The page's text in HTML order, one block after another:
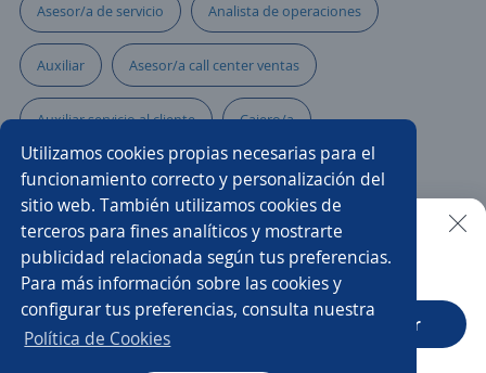
Utilizamos cookies propias necesarias para el
funcionamiento correcto y personalización del
sitio web. También utilizamos cookies de
terceros para fines analíticos y mostrarte
publicidad relacionada según tus preferencias.
Para más información sobre las cookies y
configurar tus preferencias, consulta nuestra
Política de Cookies
Asesor/a de servicio Analista de operaciones
Auxiliar Asesor/a call center ventas
Auxiliar servicio al cliente Cajero/a
Representante de servicio al cliente
Asesores/as financieros Asesor/a de cobranza
Gerente Asistente/a administrativo
Asesor/a inmobiliario
Buscar es más fácil en la app
CT App Abrir